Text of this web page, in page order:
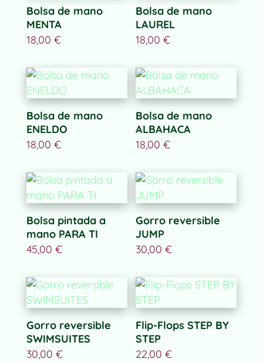
Bolsa de mano
MENTA
18,00 €
Bolsa de mano
LAUREL
18,00€
Bolsa de mano
ENELDO
18,00 €
Bolsa de mano
ALBAHACA
18,00€
Bolsa pintada a
mano PARA TI
45,00 €
Gorro reversible
JUMP
30,00€
Gorro reversible
SWIMSUITES
30,00 €
Flip-Flops STEP BY
STEP
22,00€